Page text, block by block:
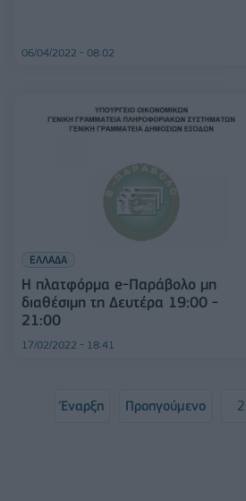
06/04/2022 - 08:02
ΕΛΛΑΔΑ
Η πλατφόρμα e-Παράβολο μη
διαθέσιμη τη Δευτέρα 19:00 -
21:00
17/02/2022 - 18:41
Έναρξη Προηγούμενο 2